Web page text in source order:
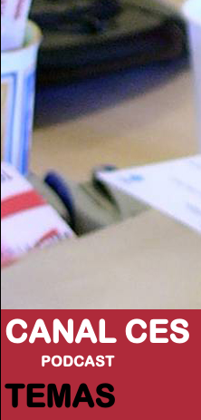
CANAL CES
PODCAST
TEMAS